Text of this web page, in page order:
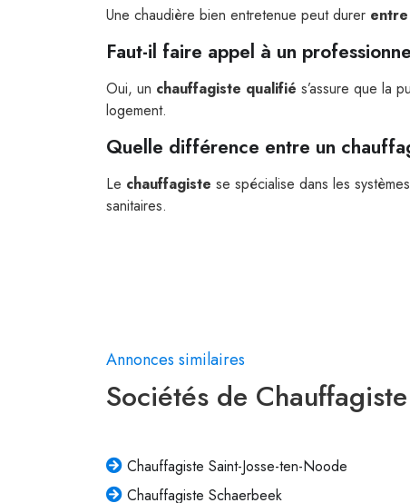
Une chaudière bien entretenue peut durer
Faut-il faire appel à un
Oui, un chauffagiste qualifié s’assure que la
logement.
Quelle différence entre un
Le chauffagiste se spécialise dans les
sanitaires.
Annonces similaires
Sociétés de
Chauffagiste Saint-Josse-ten-Noode
Chauffagiste Schaerbeek